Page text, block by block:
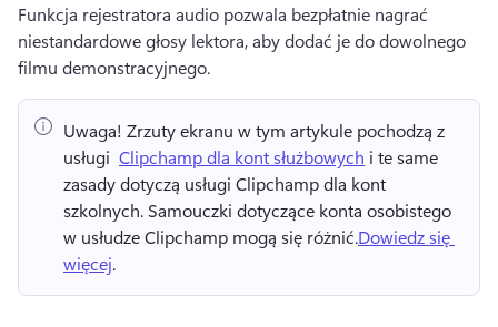
Funkcja rejestratora audio pozwala bezpłatnie nagrać
niestandardowe głosy lektora, aby dodać je do dowolnego
filmu demonstracyjnego.
Uwaga! Zrzuty ekranu w tym artykule pochodzą z
usługi ⁠ Clipchamp dla kont służbowych i te same
zasady dotyczą usługi Clipchamp dla kont
szkolnych. Samouczki dotyczące konta osobistego
w usłudze Clipchamp mogą się różnić.Dowiedz się
więcej.